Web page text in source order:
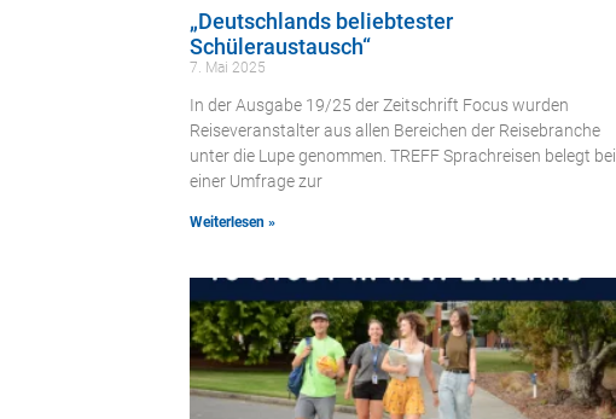
„Deutschlands beliebtester
Schüleraustausch“
7. Mai 2025
In der Ausgabe 19/25 der Zeitschrift Focus wurden
Reiseveranstalter aus allen Bereichen der Reisebranche
unter die Lupe genommen. TREFF Sprachreisen belegt bei
einer Umfrage zur
Weiterlesen »